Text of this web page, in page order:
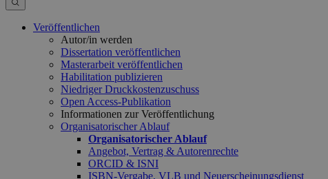
Veröffentlichen
Autor/in werden
Dissertation veröffentlichen
Masterarbeit veröffentlichen
Habilitation publizieren
Niedriger Druckkostenzuschuss
Open Access-Publikation
Informationen zur Veröffentlichung
Organisatorischer Ablauf
Organisatorischer Ablauf
Angebot, Vertrag & Autorenrechte
ORCID & ISNI
ISBN-Vergabe, VLB und Neuerscheinungsdienst